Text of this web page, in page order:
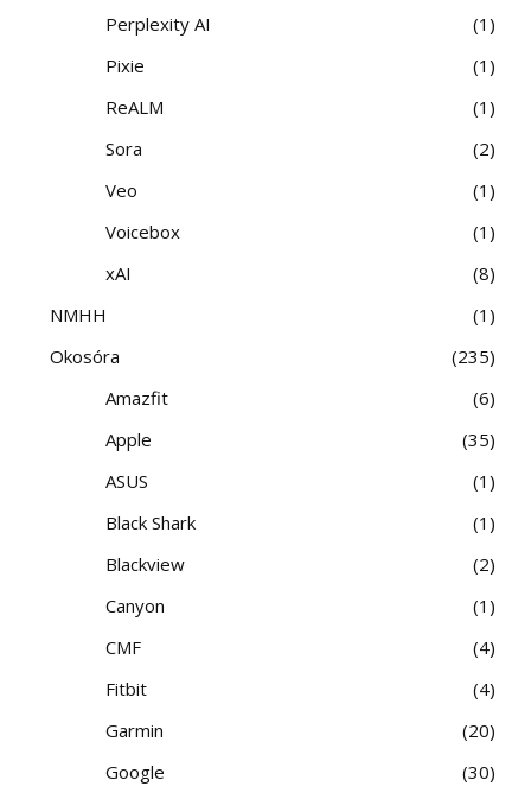
Perplexity AI
1
Pixie
1
ReALM
1
Sora
2
Veo
1
Voicebox
1
xAI
8
NMHH
1
Okosóra
235
Amazfit
6
Apple
35
ASUS
1
Black Shark
1
Blackview
2
Canyon
1
CMF
4
Fitbit
4
Garmin
20
Google
30